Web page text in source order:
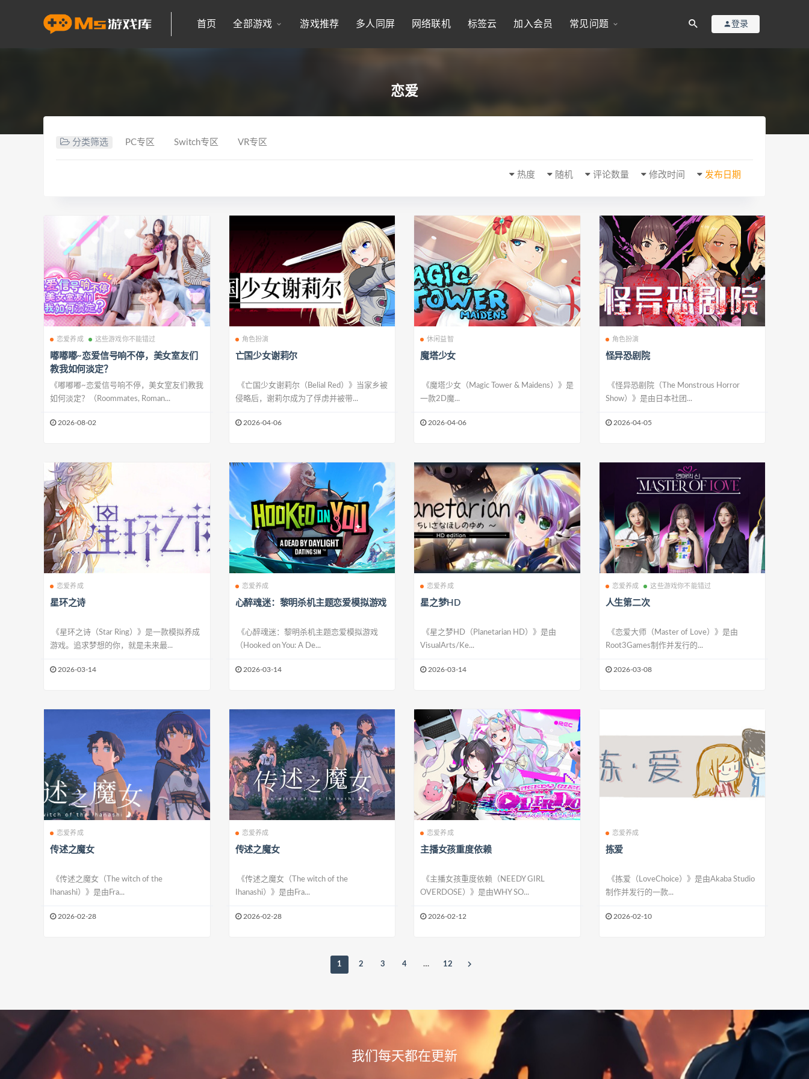
首页 全部游戏 游戏推荐 多人同屏 网络联机 标签云 加入会员 常见问题 登录
恋爱
分类筛选 PC专区 Switch专区 VR专区
发布日期
修改时间
评论数量
随机
热度
恋爱养成 这些游戏你不能错过
嘟嘟嘟~恋爱信号响不停，美女室友们
教我如何淡定？
《嘟嘟嘟~恋爱信号响不停，美女室友们教我
如何淡定？（Roommates, Roman...
2026-08-02
角色扮演
亡国少女谢莉尔
《亡国少女谢莉尔（Belial Red）》当家乡被
侵略后，谢莉尔成为了俘虏并被带...
2026-04-06
休闲益智
魔塔少女
《魔塔少女（Magic Tower & Maidens）》是
一款2D魔...
2026-04-06
角色扮演
怪异恐剧院
《怪异恐剧院（The Monstrous Horror
Show）》是由日本社团...
2026-04-05
恋爱养成
星环之诗
《星环之诗（Star Ring）》是一款模拟养成
游戏。追求梦想的你，就是未来最...
2026-03-14
恋爱养成
心醉魂迷：黎明杀机主题恋爱模拟游戏
《心醉魂迷：黎明杀机主题恋爱模拟游戏
（Hooked on You: A De...
2026-03-14
恋爱养成
星之梦HD
《星之梦HD（Planetarian HD）》是由
VisualArts/Ke...
2026-03-14
恋爱养成 这些游戏你不能错过
人生第二次
《恋爱大师（Master of Love）》是由
Root3Games制作并发行的...
2026-03-08
恋爱养成
传述之魔女
《传述之魔女（The witch of the
Ihanashi）》是由Fra...
2026-02-28
恋爱养成
传述之魔女
《传述之魔女（The witch of the
Ihanashi）》是由Fra...
2026-02-28
恋爱养成
主播女孩重度依赖
《主播女孩重度依赖（NEEDY GIRL
OVERDOSE）》是由WHY SO...
2026-02-12
恋爱养成
拣爱
《拣爱（LoveChoice）》是由Akaba Studio
制作并发行的一款...
2026-02-10
1 2 3 4 … 12
我们每天都在更新